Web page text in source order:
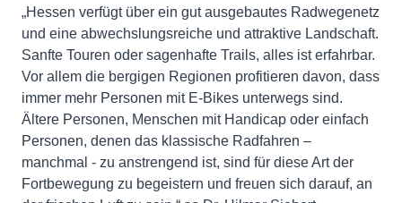
„Hessen verfügt über ein gut ausgebautes Radwegenetz
und eine abwechslungsreiche und attraktive Landschaft.
Sanfte Touren oder sagenhafte Trails, alles ist erfahrbar.
Vor allem die bergigen Regionen profitieren davon, dass
immer mehr Personen mit E-Bikes unterwegs sind.
Ältere Personen, Menschen mit Handicap oder einfach
Personen, denen das klassische Radfahren –
manchmal - zu anstrengend ist, sind für diese Art der
Fortbewegung zu begeistern und freuen sich darauf, an